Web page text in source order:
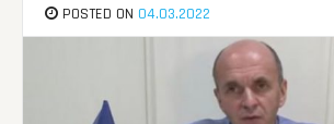
POSTED ON 04.03.2022